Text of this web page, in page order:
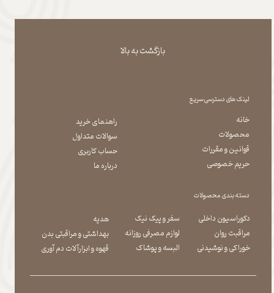
بازگشت به بالا
لینک های دسترسی سریع
دسته بندی محصولات
خانه
محصولات
قوانین و مقررات
حریم خصوصی
راهنمای خرید
سوالات متداول
حساب کاربری
درباره ما
دکوراسیون داخلی
مراقبت روان
​​​​​​​خوراکی و نوشیدنی
سفر و پیک نیک
لوازم مصرفی روزانه
​​​​​​​البسه و پوشاک
هدیه
بهداشتی و مراقبتی بدن
​​​​​​​قهوه و ابزارآلات دم آوری